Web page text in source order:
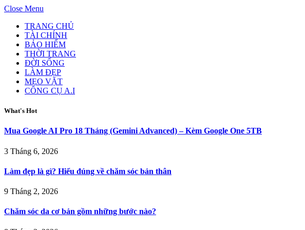
Close Menu
TRANG CHỦ
TÀI CHÍNH
BẢO HIỂM
THỜI TRANG
ĐỜI SỐNG
LÀM ĐẸP
MẸO VẶT
CÔNG CỤ A.I
What's Hot
Mua Google AI Pro 18 Tháng (Gemini Advanced) – Kèm Google One 5TB
3 Tháng 6, 2026
Làm đẹp là gì? Hiểu đúng về chăm sóc bản thân
9 Tháng 2, 2026
Chăm sóc da cơ bản gồm những bước nào?